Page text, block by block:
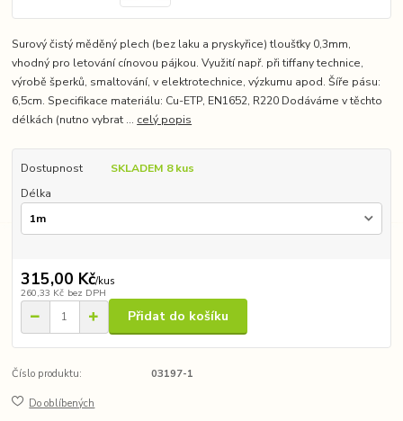
Surový čistý měděný plech (bez laku a pryskyřice) tloušťky 0,3mm,
vhodný pro letování cínovou pájkou. Využití např. při tiffany technice,
výrobě šperků, smaltování, v elektrotechnice, výzkumu apod. Šíře pásu:
6,5cm. Specifikace materiálu: Cu-ETP, EN1652, R220 Dodáváme v těchto
délkách (nutno vybrat ... celý popis
Dostupnost
SKLADEM 8 kus
Délka
315,00 Kč/kus
260,33 Kč bez DPH
Přidat do košíku
Číslo produktu: 03197-1
Do oblíbených